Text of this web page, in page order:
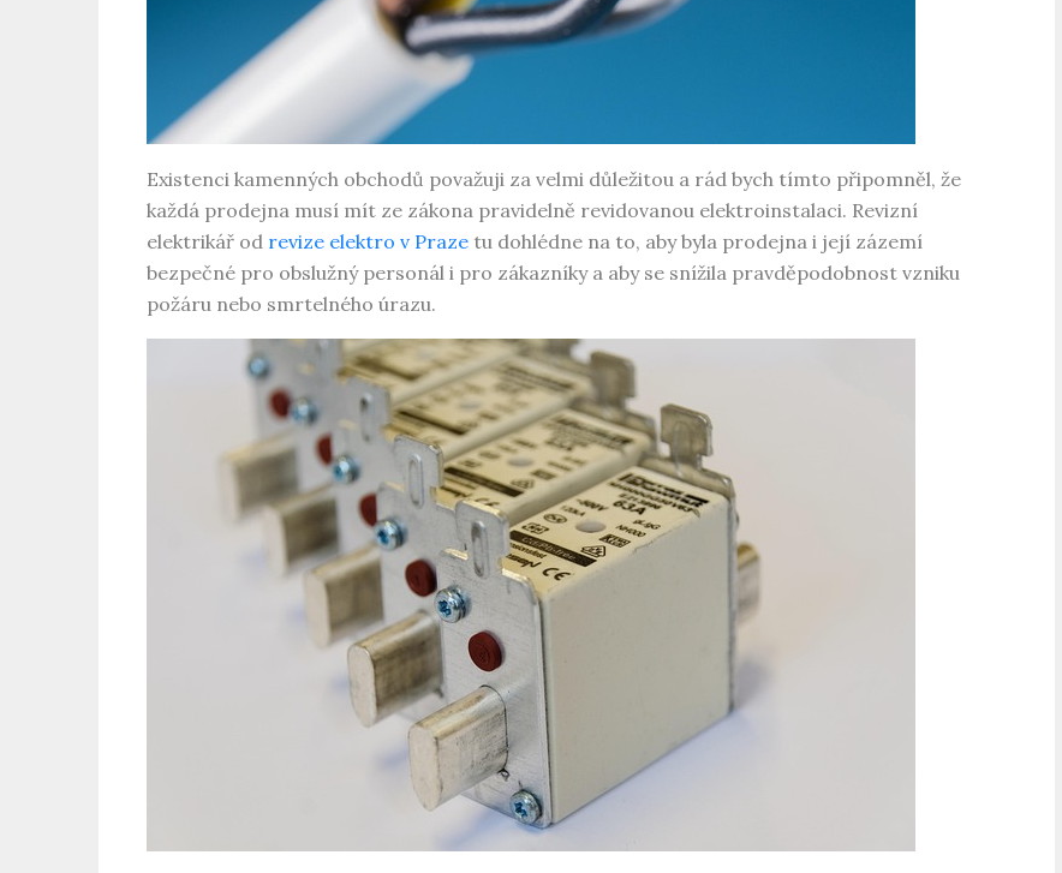
Existenci kamenných obchodů považuji za velmi důležitou a rád bych tímto připomněl, že
každá prodejna musí mít ze zákona pravidelně revidovanou elektroinstalaci. Revizní
elektrikář od revize elektro v Praze tu dohlédne na to, aby byla prodejna i její zázemí
bezpečné pro obslužný personál i pro zákazníky a aby se snížila pravděpodobnost vzniku
požáru nebo smrtelného úrazu.